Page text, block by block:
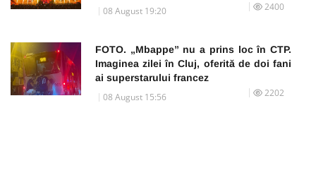
08 August 19:20 2400
FOTO. „Mbappe” nu a prins loc în CTP.
Imaginea zilei în Cluj, oferită de doi fani
ai superstarului francez
08 August 15:56 2202